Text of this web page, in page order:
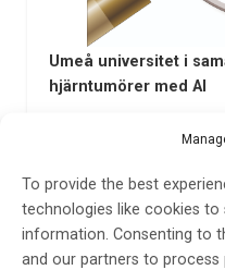
To provide the best
technologies like cookies
information. Consenting to
and our partners to process
Umeå universitet i
hjärntumörer med AI
gliom, en elakartad typ
Överlevnadstiden efter
15 månader. Ett nytt
expertis inom
datasäkerhet ska leta